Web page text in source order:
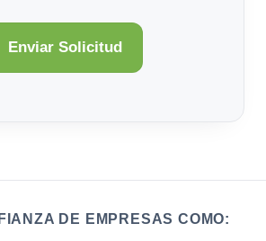
DE EMPRESAS COMO: